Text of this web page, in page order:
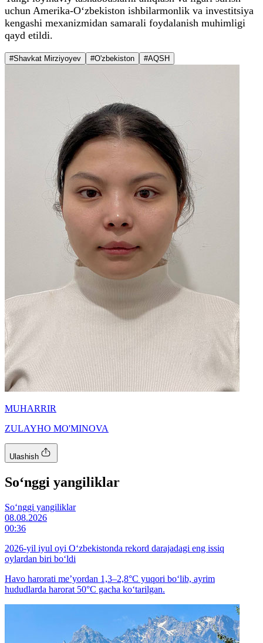
uchun Amerika-O‘zbekiston ishbilarmonlik va investitsiya
kengashi mexanizmidan samarali foydalanish muhimligi
qayd etildi.
#Shavkat Mirziyoyev #O'zbekiston #AQSH
MUHARRIR
ZULAYHO MO'MINOVA
Ulashish
So‘nggi yangiliklar
So‘nggi yangiliklar
08.08.2026
00:36
2026-yil iyul oyi O‘zbekistonda rekord darajadagi eng issiq
oylardan biri bo‘ldi
Havo harorati me’yordan 1,3–2,8°C yuqori bo‘lib, ayrim
hududlarda harorat 50°C gacha ko‘tarilgan.